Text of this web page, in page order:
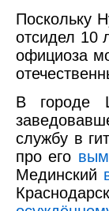
Поскольку
отсидел 10
официоза
В городе
службу в
про его
Мединский